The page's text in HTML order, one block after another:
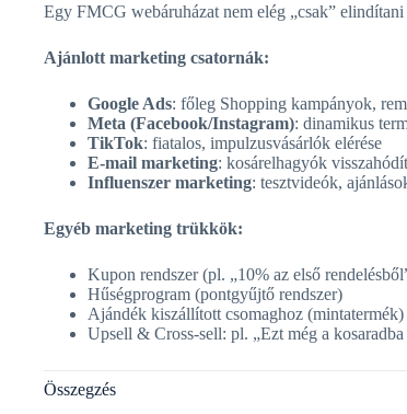
Egy FMCG webáruházat nem elég „csak”
Ajánlott marketing csatornák:
Google Ads: főleg Shopping kampányok,
Meta (Facebook/Instagram): dinamikus
TikTok: fiatalos, impulzusvásárlók elérése
E-mail marketing: kosárelhagyók
Influenszer marketing: tesztvideók,
Egyéb marketing trükkök:
Kupon rendszer (pl. „10% az első
Hűségprogram (pontgyűjtő rendszer)
Ajándék kiszállított csomaghoz (mintatermék)
Upsell & Cross-sell: pl. „Ezt még a kosaradba
Összegzés